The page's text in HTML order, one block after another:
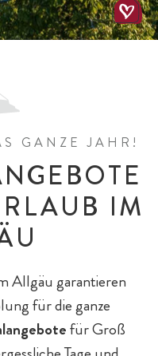
GANZE JAHR!
IM
Allgäu garantieren
für die ganze
für Groß
Gründe